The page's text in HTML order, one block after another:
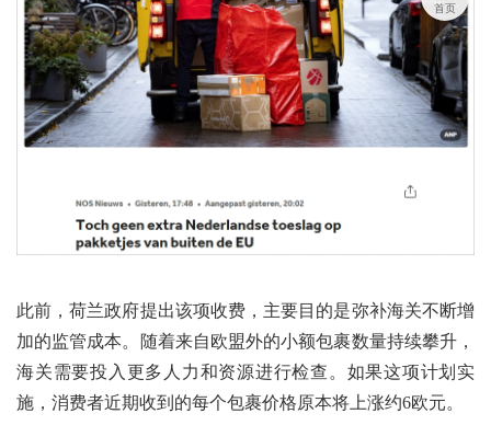
此前，荷兰政府提出该项收费，主要目的是弥补海关不断增
加的监管成本。随着来自欧盟外的小额包裹数量持续攀升，
海关需要投入更多人力和资源进行检查。如果这项计划实
施，消费者近期收到的每个包裹价格原本将上涨约6欧元。
首页